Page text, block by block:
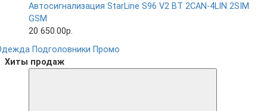
Автосигнализация StarLine S96 V2 BT 2CAN-4LIN 2SIM
GSM
20 650.00р.
Подголовники Промо
Хиты продаж